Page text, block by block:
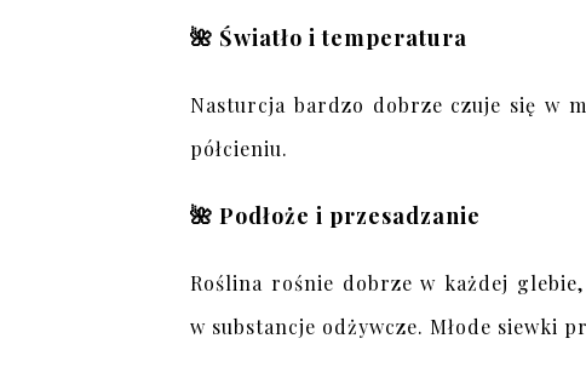
🌺 Światło i temperatura
Nasturcja bardzo dobrze czuje się w
półcieniu.
🌺 Podłoże i przesadzanie
Roślina rośnie dobrze w każdej
w substancje odżywcze. Młode siewki